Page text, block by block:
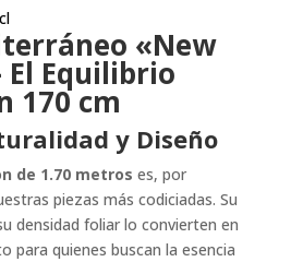
«New
El Equilibrio
170 cm
y Diseño
de 1.70 metros es, por
piezas más codiciadas. Su
densidad foliar lo convierten en
para quienes buscan la esencia